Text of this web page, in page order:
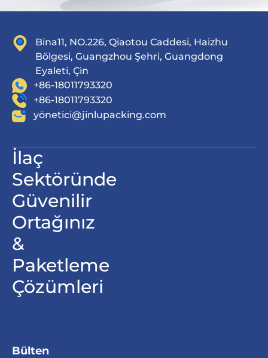
Bina11, NO.226, Qiaotou Caddesi, Haizhu
Bölgesi, Guangzhou Şehri, Guangdong
Eyaleti, Çin
+86-18011793320
+86-18011793320
yönetici@jinlupacking.com
İlaç
Sektöründe
Güvenilir
Ortağınız
&
Paketleme
Çözümleri
Bülten